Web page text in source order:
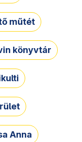
műtét
könyvtár
Anna